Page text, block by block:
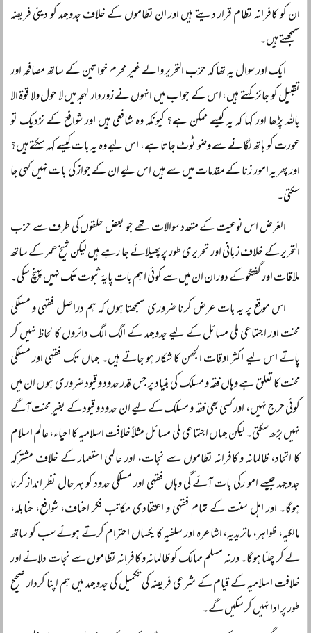
ان کو کافرانہ نظام قرار دیتے ہیں اور ان نظاموں کے خلاف جدوجہد کو دینی فریضہ
سمجھتے ہیں۔
ایک اور سوال یہ تھا کہ حزب التحریر والے غیر محرم خواتین کے ساتھ مصافحہ اور
تقبیل کو جائز کہتے ہیں، اس کے جواب میں انہوں نے زوردار لہجہ میں لا حول ولا قوۃ الا
باللہ پڑھا اور کہا کہ یہ کیسے ممکن ہے؟ کیونکہ وہ شافعی ہیں اور شوافع کے نزدیک تو
عورت کو ہاتھ لگانے سے وضو ٹوٹ جاتا ہے، اس لیے وہ یہ بات کیسے کہہ سکتے ہیں؟
اور پھر یہ امور زنا کے مقدمات میں سے ہیں اس لیے ان کے جواز کی بات نہیں کہی جا
سکتی۔
الغرض اس نوعیت کے متعدد سوالات تھے جو بعض حلقوں کی طرف سے حزب
التحریر کے خلاف زبانی اور تحریری طور پر پھیلائے جا رہے ہیں لیکن شیخ عمر کے ساتھ
ملاقات اور گفتگو کے دوران ان میں سے کوئی اہم بات پایۂ ثبوت تک نہیں پہنچ سکی۔
اس موقع پر یہ بات عرض کرنا ضروری سمجھتا ہوں کہ ہم دراصل فقہی و مسلکی
محنت اور اجتماعی ملی مسائل کے لیے جدوجہد کے الگ الگ دائروں کا لحاظ نہیں کر
پاتے اس لیے اکثر اوقات الجھن کا شکار ہو جاتے ہیں۔ جہاں تک فقہی اور مسلکی
محنت کا تعلق ہے وہاں فقہ و مسلک کی بنیاد پر جس قدر حدود و قیود ضروری ہوں ان میں
کوئی حرج نہیں، اور کسی بھی فقہ و مسلک کے لیے ان حدود و قیود کے بغیر محنت آگے
نہیں بڑھ سکتی۔ لیکن جہاں اجتماعی ملی مسائل مثلاً خلافت اسلامیہ کا احیاء، عالم اسلام
کا اتحاد، ظالمانہ و کافرانہ نظاموں سے نجات، اور عالمی استعمار کے خلاف مشترکہ
جدوجہد جیسے امو رکی بات آئے گی وہاں فقہی اور مسلکی حدود کو بہرحال نظر انداز کرنا
ہوگا۔ اور اہل سنت کے تمام فقہی و اعتقادی مکاتب فکر احناف، شوافع، حنابلہ،
مالکیہ، ظواہر، ماتریدیہ، اشاعرہ اور سلفیہ کا یکساں احترام کرتے ہوئے سب کو ساتھ
لے کر چلنا ہوگا۔ ورنہ مسلم ممالک کو ظالمانہ و کافرانہ نظاموں سے نجات دلانے اور
خلافت اسلامیہ کے قیام کے شرعی فریضہ کی تکمیل کی جدوجہد میں ہم اپنا کردار صحیح
طور پر ادا نہیں کر سکیں گے۔